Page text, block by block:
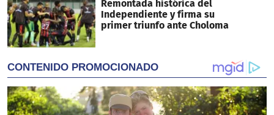
Remontada histórica del
Independiente y firma su
primer triunfo ante Choloma